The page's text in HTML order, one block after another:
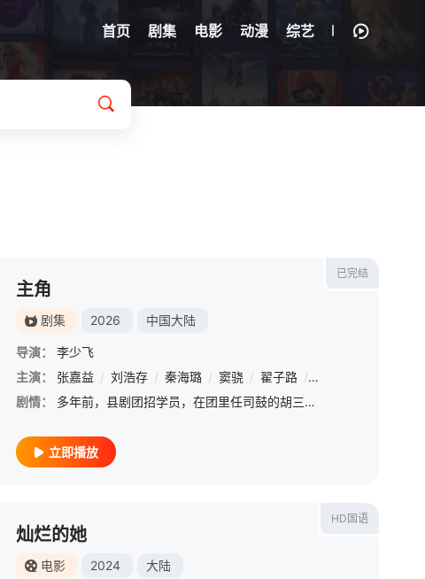
首页 剧集 电影 动漫 综艺
冯雪雅 /
汤心一
已完结
主角
剧集 2026 中国大陆
导演：
李少飞
主演：
张嘉益 / 刘浩存 / 秦海璐 / 窦骁 / 翟子路 / 王晓晨
剧情：
多年前，县剧团招学员，在团里任司鼓的胡三元（张嘉益 饰）替外甥女报名，将年少的她改名易秦娥（刘浩存 饰）从家乡带出来学唱秦腔。因胡三元造成的事故，易秦娥受到影响，学习秦腔之路屡遭波折。但她凭借刻苦的劲
立即播放
HD国语
灿烂的她
电影 2024 大陆